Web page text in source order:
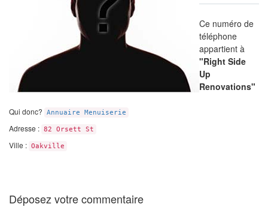
Ce numéro de
téléphone
appartient à
"Right Side
Up
Renovations"
Qui donc? Annuaire Menuiserie
Adresse : 82 Orsett St
Ville : Oakville
Déposez votre commentaire